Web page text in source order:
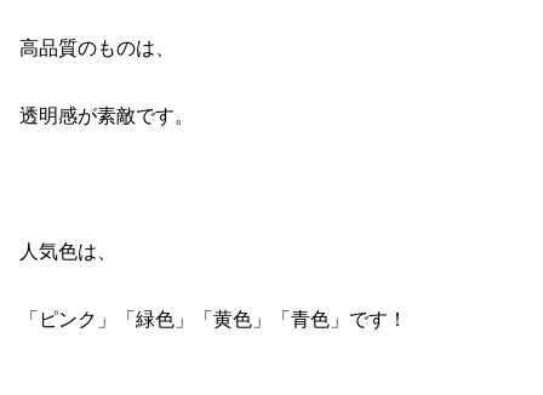
高品質のものは、
透明感が素敵です。
人気色は、
「ピンク」「緑色」「黄色」「青色」です！